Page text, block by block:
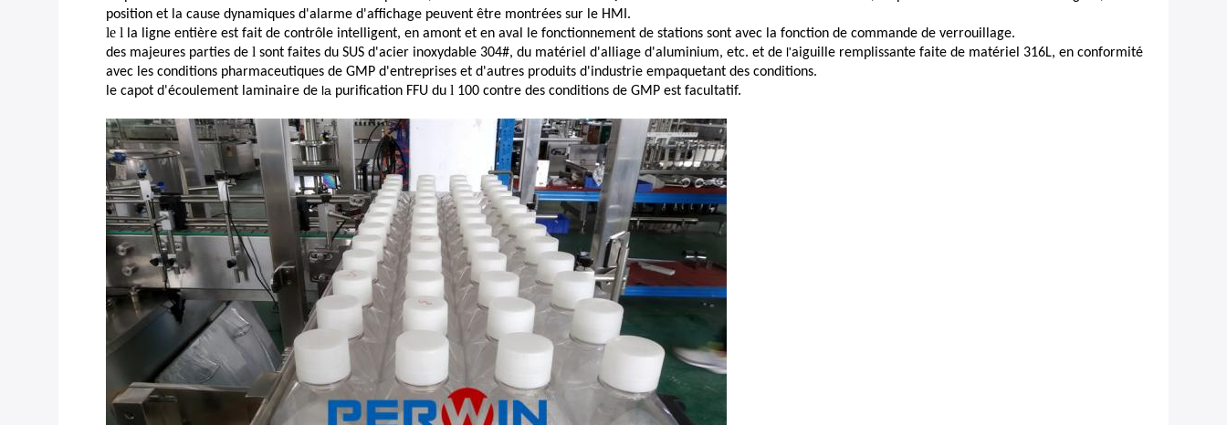
position et la cause dynamiques d'alarme d'affichage peuvent être montrées sur le HMI.
le l la ligne entière est fait de contrôle intelligent, en amont et en aval le fonctionnement de stations sont avec la fonction de commande de verrouillage.
des majeures parties de l sont faites du SUS d'acier inoxydable 304#, du matériel d'alliage d'aluminium, etc. et de l'aiguille remplissante faite de matériel 316L, en conformité
avec les conditions pharmaceutiques de GMP d'entreprises et d'autres produits d'industrie empaquetant des conditions.
le capot d'écoulement laminaire de la purification FFU du l 100 contre des conditions de GMP est facultatif.